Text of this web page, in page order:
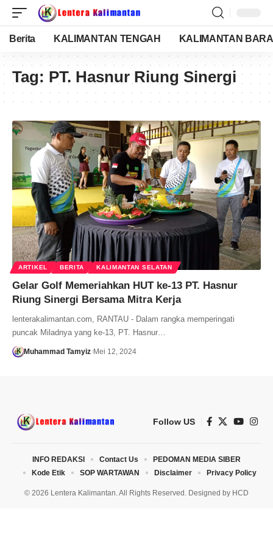
Berita KALIMANTAN TENGAH KALIMANTAN
Tag: PT. Hasnur Riung Sinergi
ARTIKEL BERITA KALIMANTAN SELATAN
Gelar Golf Memeriahkan HUT ke-13 PT. Hasnur
Riung Sinergi Bersama Mitra Kerja
lenterakalimantan.com, RANTAU - Dalam rangka memperingati
puncak Miladnya yang ke-13, PT. Hasnur…
Muhammad Tamyiz Mei 12, 2024
Follow US
© 2026 Lentera Kalimantan. All Rights Reserved. Designed by HCD
INFO REDAKSI Contact Us
PEDOMAN MEDIA SIBER
Kode Etik
SOP WARTAWAN Disclaimer Privacy Policy